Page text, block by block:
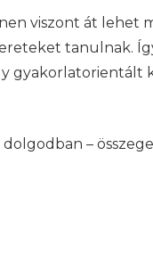
viszont át lehet
tanulnak.
gyakorlatorientált
–